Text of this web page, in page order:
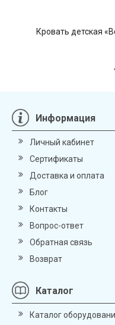
Кровать детская
Информация
Личный кабинет
Сертификаты
Доставка и оплата
Блог
Контакты
Вопрос-ответ
Обратная связь
Возврат
Каталог
Каталог